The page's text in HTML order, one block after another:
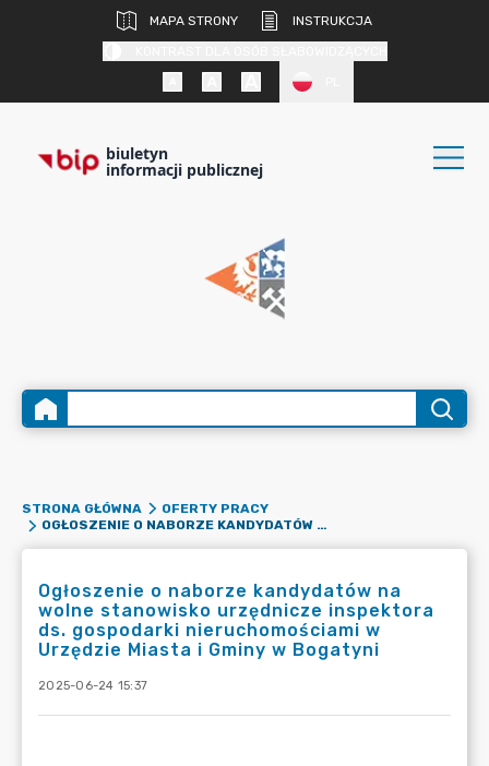
MAPA STRONY
INSTRUKCJA
biuletyn
informacji publicznej
STRONA GŁÓWNA
OFERTY PRACY
OGŁOSZENIE O NABORZE KANDYDATÓW NA WOLNE STANOWISKO URZĘDNICZE INSPEKTORA DS. GOSPODARKI NIERUCHOMOŚCIAMI W URZĘDZIE MIASTA I GMINY W BOGATYNI
Ogłoszenie o naborze kandydatów na
wolne stanowisko urzędnicze inspektora
ds. gospodarki nieruchomościami w
Urzędzie Miasta i Gminy w Bogatyni
2025-06-24 15:37